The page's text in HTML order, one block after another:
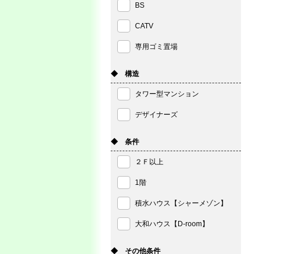
BS
CATV
専用ゴミ置場
◆ 構造
タワー型マンション
デザイナーズ
◆ 条件
２Ｆ以上
1階
積水ハウス【シャーメゾン】
大和ハウス【D-room】
◆ その他条件